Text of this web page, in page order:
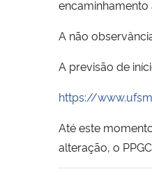
A não
A previsão de
https://
Até este
alteração, o